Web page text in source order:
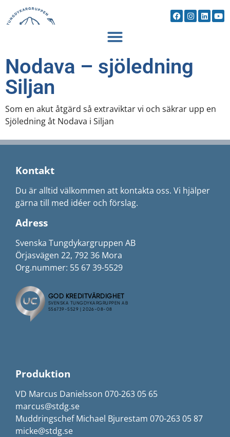
Nodava – sjöledning
Siljan
Som en akut åtgärd så extraviktar vi och säkrar upp en
Sjöledning åt Nodava i Siljan
Kontakt
Du är alltid välkommen att kontakta oss. Vi hjälper
gärna till med idéer och förslag.
Adress
Svenska Tungdykargruppen AB
Örjasvägen 22, 792 36 Mora
Org.nummer: 55 67 39-5529
Produktion
VD Marcus Danielsson 070-263 05 65
marcus@stdg.se
Muddringschef Michael Bjurestam 070-263 05 87
micke@stdg.se